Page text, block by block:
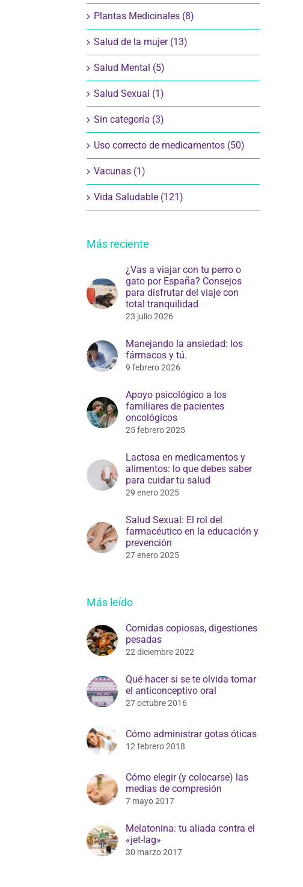
Plantas Medicinales (8)
Salud de la mujer (13)
Salud Mental (5)
Salud Sexual (1)
Sin categoría (3)
Uso correcto de medicamentos (50)
Vacunas (1)
Vida Saludable (121)
Más reciente
¿Vas a viajar con tu perro o
gato por España? Consejos
para disfrutar del viaje con
total tranquilidad
23 julio 2026
Manejando la ansiedad: los
fármacos y tú.
9 febrero 2026
Apoyo psicológico a los
familiares de pacientes
oncológicos
25 febrero 2025
Lactosa en medicamentos y
alimentos: lo que debes saber
para cuidar tu salud
29 enero 2025
Salud Sexual: El rol del
farmacéutico en la educación y
prevención
27 enero 2025
Más leído
Comidas copiosas, digestiones
pesadas
22 diciembre 2022
Qué hacer si se te olvida tomar
el anticonceptivo oral
27 octubre 2016
Cómo administrar gotas óticas
12 febrero 2018
Cómo elegir (y colocarse) las
medias de compresión
7 mayo 2017
Melatonina: tu aliada contra el
«jet-lag»
30 marzo 2017